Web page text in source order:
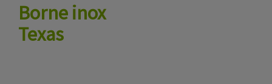
Borne inox
Texas